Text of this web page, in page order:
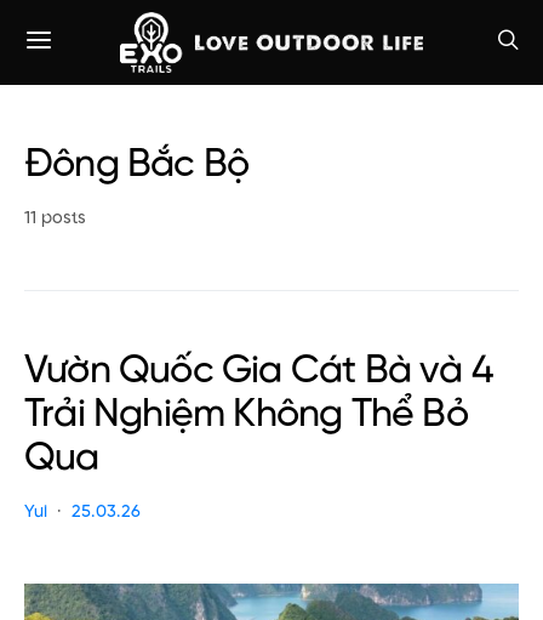
Đông Bắc Bộ
11 posts
Vườn Quốc Gia Cát Bà và 4
Trải Nghiệm Không Thể Bỏ
Qua
Yui 25.03.26